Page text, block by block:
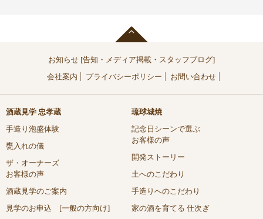
お知らせ [告知・メディア掲載・スタッフブログ]
会社案内
プライバシーポリシー お問い合わせ
酒蔵見学 忠孝蔵
手造り泡盛体験
甕入れの儀
ザ・オーナーズ
お客様の声
酒蔵見学のご案内
見学のお申込 [一般の方向け]
琉球城焼
記念日シーンで選ぶ
お客様の声
開発ストーリー
土へのこだわり
手造りへのこだわり
家の酒を育てる 仕次ぎ